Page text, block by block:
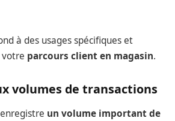
à des usages spécifiques et
votre parcours client en magasin.
volumes de transactions
un volume important de